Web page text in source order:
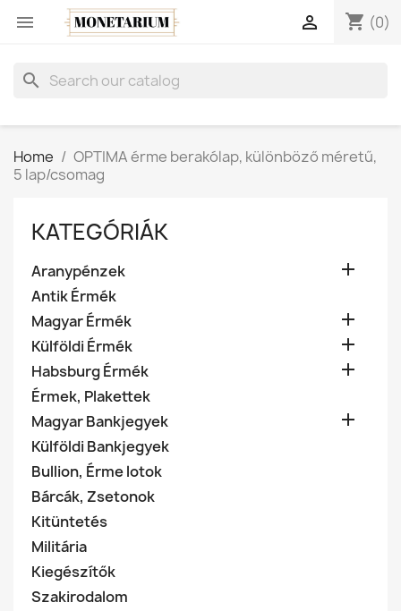
 shopping_cart (0)

search
Home
OPTIMA érme berakólap, különböző méretű,
5 lap/csomag
KATEGÓRIÁK
Aranypénzek 
Antik Érmék
Magyar Érmék

Külföldi Érmék 
Habsburg Érmék 
Érmek, Plakettek
Magyar Bankjegyek

Külföldi Bankjegyek
Bullion, Érme lotok
Bárcák, Zsetonok
Kitüntetés
Militária
Kiegészítők
Szakirodalom